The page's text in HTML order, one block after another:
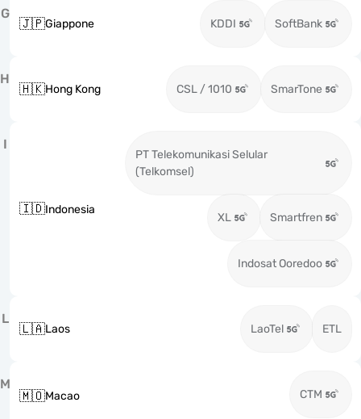
G
🇯🇵Giappone KDDI SoftBank
H
🇭🇰Hong Kong CSL / 1010 SmarTone
I
🇮🇩Indonesia
PT Telekomunikasi Selular
(Telkomsel)
XL Smartfren
Indosat Ooredoo
L
🇱🇦Laos LaoTel ETL
M
🇲🇴Macao CTM